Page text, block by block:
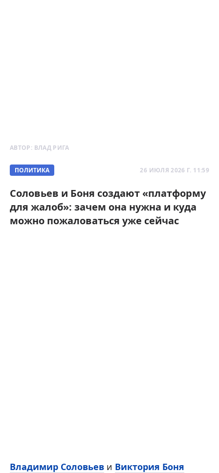
АВТОР: ВЛАД РИГА
ПОЛИТИКА 26 ИЮЛЯ 2026 Г. 11:59
Соловьев и Боня создают «платформу
для жалоб»: зачем она нужна и куда
можно пожаловаться уже сейчас
Владимир Соловьев и Виктория Боня